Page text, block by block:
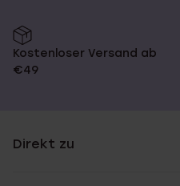
Kostenloser Versand ab
€49
Direkt zu